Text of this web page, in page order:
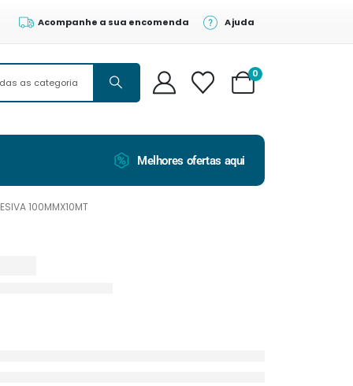
Acompanhe a sua encomenda Ajuda
0
Melhores ofertas aqui
100MMX10MT